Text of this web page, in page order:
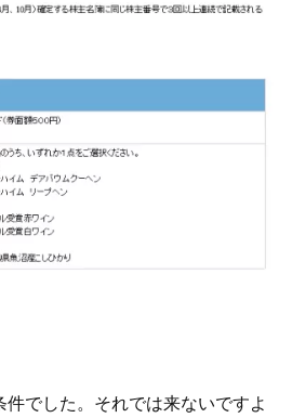
でした。それでは来ないですよ